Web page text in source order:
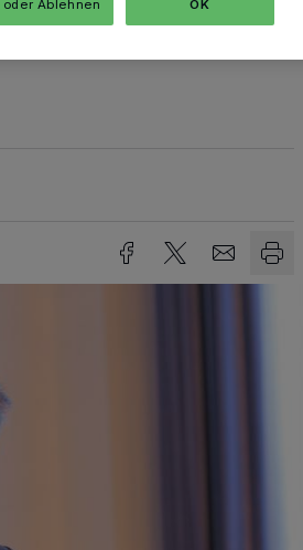
jeweils 1.000 Euro
„Gemeinschaft gestalten
Ablehnen OK